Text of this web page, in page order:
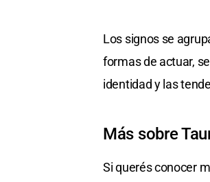
Los signos se
formas de actuar,
identidad y las
Más sobre
Si querés conocer